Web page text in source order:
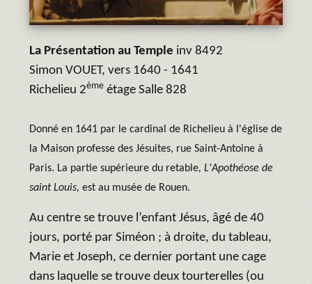
La Présentation au Temple inv 8492
Simon VOUET, vers 1640 - 1641
Richelieu 2ème étage Salle 828
Donné en 1641 par le cardinal de Richelieu à l'église de
la Maison professe des Jésuites, rue Saint-Antoine à
Paris. La partie supérieure du retable, L'Apothéose de
saint Louis, est au musée de Rouen.
Au centre se trouve l’enfant Jésus, âgé de 40
jours, porté par Siméon ; à droite, du tableau,
Marie et Joseph, ce dernier portant une cage
dans laquelle se trouve deux tourterelles (ou